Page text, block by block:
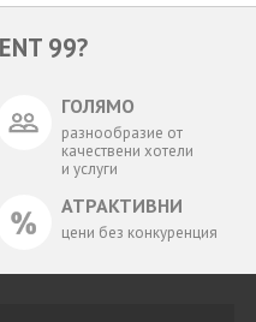
99?
ГОЛЯМО
разнообразие от
качествени хотели
и услуги
АТРАКТИВНИ
цени без конкуренция